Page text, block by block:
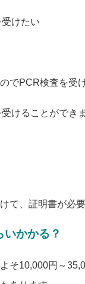
けたい
でPCR検査を受
受けることができ
て、証明書が必要
かかる？
そ10,000円～